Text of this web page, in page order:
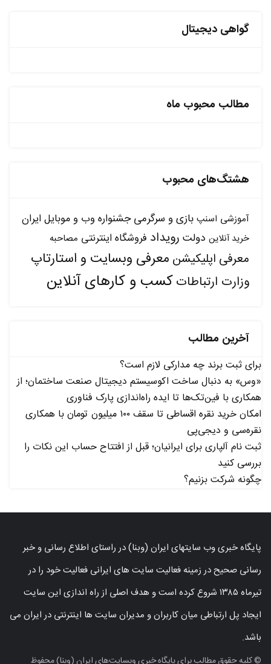
گواهی دیجیتال
مطالب محبوب ماه
هشتگ‌های محبوب
آموزشی اسنپ بازی و سرگرمی جشنواره وب و موبایل ایران
خرید آنلاین دولت رویداد فروشگاه اینترنتی مصاحبه
معرفی اپلیکیشن معرفی وبسایت و استارتاپ
وزارت ارتباطاتکسب و کارهای آنلاین
آخرین مطالب
برای ثبت برند چه مدارکی لازم است؟
«وس» به دنبال ساخت اکوسیستم دیجیتال صنعت ساختمان؛ از
همکاری با فین‌تک‌ها تا ایده راه‌اندازی پارک فناوری
امکان خرید نقره اقساطی تا سقف ۱۰۰ میلیون تومان با همکاری
نقره‌سی و دیجی‌پی
ثبت نام آلپاری برای ایرانیان؛ قبل از افتتاح حساب این نکات را
بررسی کنید
چگونه شرکت بزنیم؟
پایگاه خبری وب سایتهای ایران (وبنا) در راستای اطلاع رسانی و خبر
رسانی صحیح در زمینه فعالیت سایت های ایرانی فعالیت خود را در
تیرماه ۱۳۸۵ شروع کرده است و هدف اصلی از راه اندازی این سایت
ایجاد پل ارتباطی میان کاربران و مدیران سایت ها اینترنتی در ایران می
باشد.
© کلیه حقوق مطالب برای پایگاه خبری وبسایت‌های ایران (وبنا) محفوظ